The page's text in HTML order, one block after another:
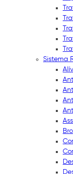
Sistema